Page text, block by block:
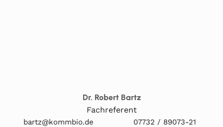
Dr. Robert Bartz
Fachreferent
bartz@kommbio.de 07732 / 89073-21